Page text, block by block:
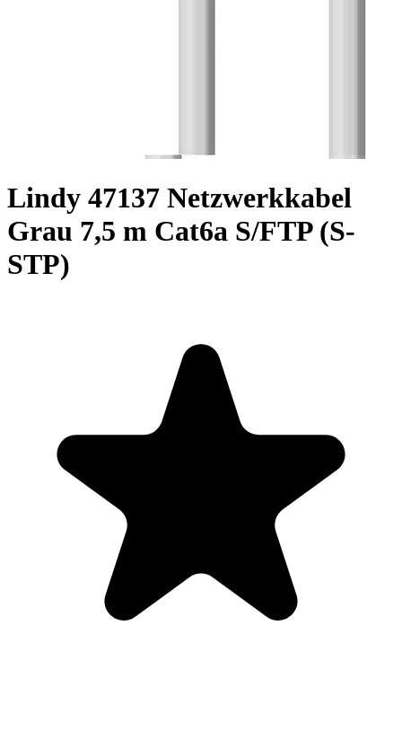
Lindy 47137 Netzwerkkabel
Grau 7,5 m Cat6a S/FTP (S-
STP)